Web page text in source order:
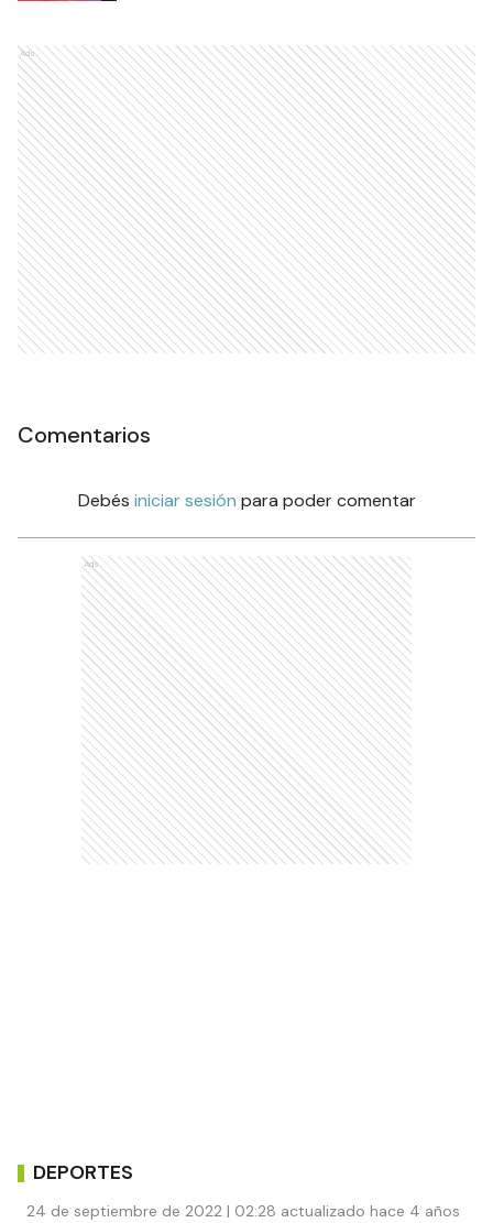
Ads
Comentarios
Debés iniciar sesión para poder comentar
Ads
DEPORTES
24 de septiembre de 2022 | 02:28 actualizado hace 4 años